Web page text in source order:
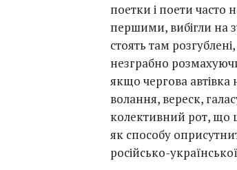
поетки і поети часто
першими, вибігли на
стоять там
незграбно
якщо чергова автівка
волання, вереск,
колективний рот, що
як способу
російсько-